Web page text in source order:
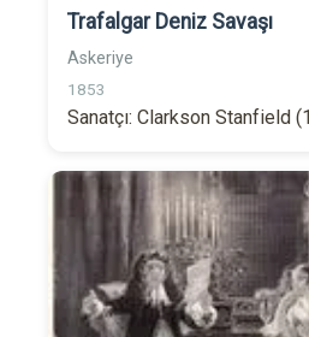
Trafalgar Deniz Savaşı
Askeriye
1853
Sanatçı: Clarkson Stanfield